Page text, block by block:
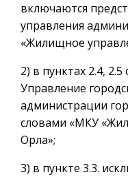
включаются
управления
«Жилищное
2) в пунктах 2.4,
Управление
администрации
словами «МКУ
Орла»;
3) в пункте 3.3.